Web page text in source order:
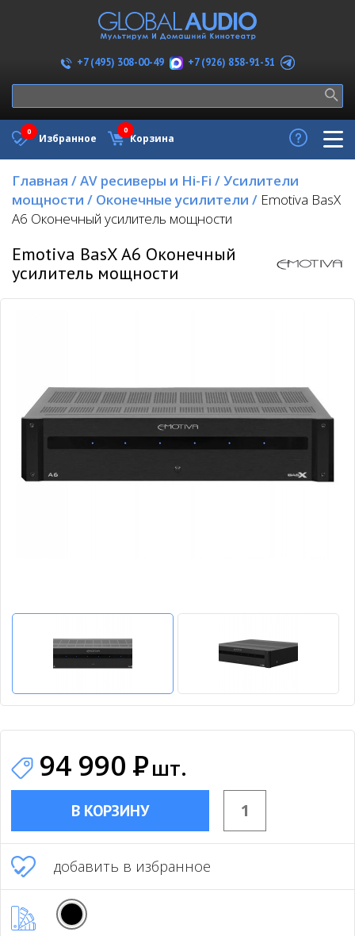
+7 (495) 308-00-49 +7 (926) 858-91-51
Избранное
0
Корзина
0
Главная /AV ресиверы и Hi-Fi /Усилители
мощности / Оконечные усилители / Emotiva BasX
A6 Оконечный усилитель мощности
Emotiva BasX A6 Оконечный
усилитель мощности
94 990 Ршт.
В КОРЗИНУ
добавить в избранное